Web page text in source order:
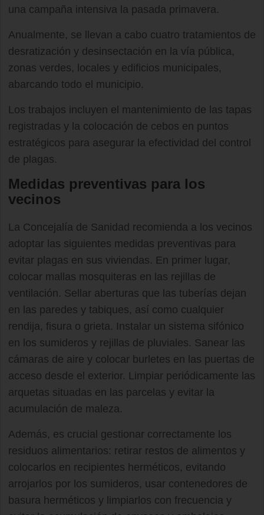
una campaña intensiva la pasada primavera.
Anualmente, se llevan a cabo cuatro tratamientos de
desratización y desinsectación en la vía pública,
zonas verdes, locales y edificios municipales,
abarcando todo el municipio.
Los trabajos incluyen el mantenimiento de las tapas
registradas y la colocación de cebos en puntos
estratégicos para asegurar la efectividad del control
de plagas.
Medidas preventivas para los
vecinos
La Concejalía de Sanidad recomienda a los vecinos
adoptar las siguientes medidas preventivas para
evitar plagas en sus viviendas. En primer lugar,
colocar mallas mosquiteras en las rejillas de
ventilación. Sellar aberturas que las tuberías dejan
en las paredes y tabiques, así como cualquier
rendija, fisura o grieta. Instalar un sistema sifónico
en los sumideros y rejillas de pluviales. Sanear las
cámaras de aire y colocar burletes en las puertas de
acceso desde el exterior. Limpiar periódicamente las
arquetas situadas en las parcelas y evitar la
acumulación de maleza.
Además, es crucial gestionar correctamente los
residuos alimentarios: retirar restos de alimentos y
colocarlos en recipientes herméticos, evitando
arrojarlos por los sumideros, usar contenedores de
basura herméticos y limpiarlos con frecuencia y